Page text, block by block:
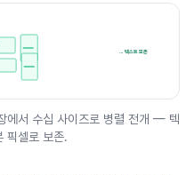
… 텍스트 보존
에서 수십 사이즈로 병렬 전개 — 텍
픽셀로 보존.